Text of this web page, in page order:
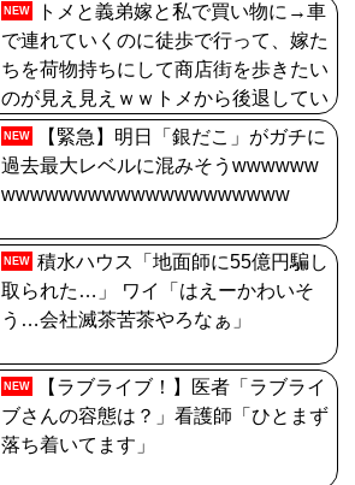
NEW
トメと義弟嫁と私で買い物に→車
で連れていくのに徒歩で行って、嫁た
ちを荷物持ちにして商店街を歩きたい
のが見え見えｗｗトメから後退してい
く嫁ズ→
NEW
【緊急】明日「銀だこ」がガチに
過去最大レベルに混みそうwwwwww
wwwwwwwwwwwwwwwwwwww
NEW 積水ハウス「地面師に55億円騙し
取られた…」 ワイ「はえーかわいそ
う…会社滅茶苦茶やろなぁ」
NEW
【ラブライブ！】医者「ラブライ
ブさんの容態は？」看護師「ひとまず
落ち着いてます」